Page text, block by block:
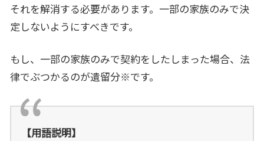
それを解消する必要があります。一部の家族のみで決
定しないようにすべきです。
もし、一部の家族のみで契約をしたしまった場合、法
律でぶつかるのが遺留分※です。
【用語説明】